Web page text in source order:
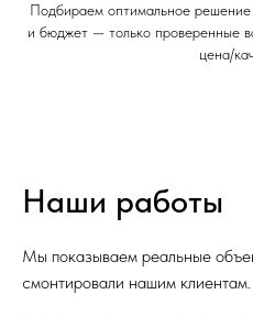
Подбираем оптимальное решение
и бюджет — только проверенные
цена/
Наши работы
Мы показываем реальные
смонтировали нашим клиентам.